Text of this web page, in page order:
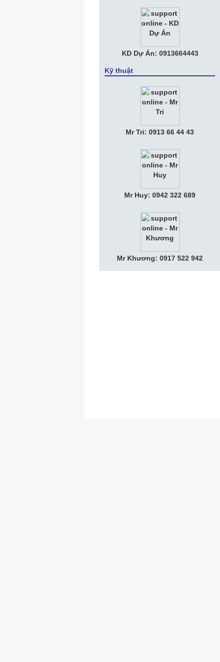
KD Dự Án: 0913664443
Kỹ thuật
Mr Tri: 0913 66 44 43
Mr Huy: 0942 322 689
Mr Khương: 0917 522 942